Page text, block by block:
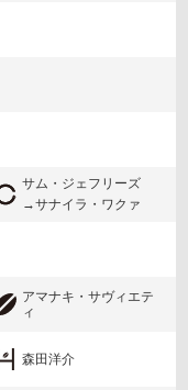
サム・ジェフリーズ
サナイラ・ワクァ
アマナキ・サヴィエテ
ィ
森田洋介